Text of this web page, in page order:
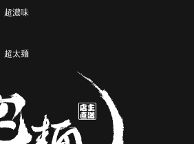
超濃味
超太麺